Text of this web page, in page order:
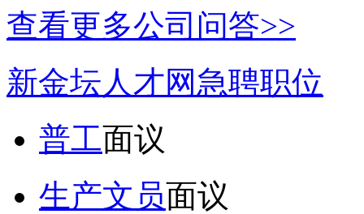
查看更多公司问答>>
新金坛人才网急聘职位
普工面议
生产文员面议